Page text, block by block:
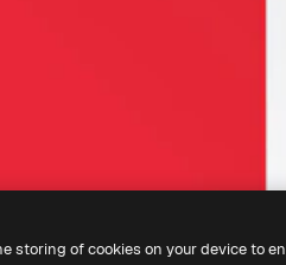
storing of cookies on your device to